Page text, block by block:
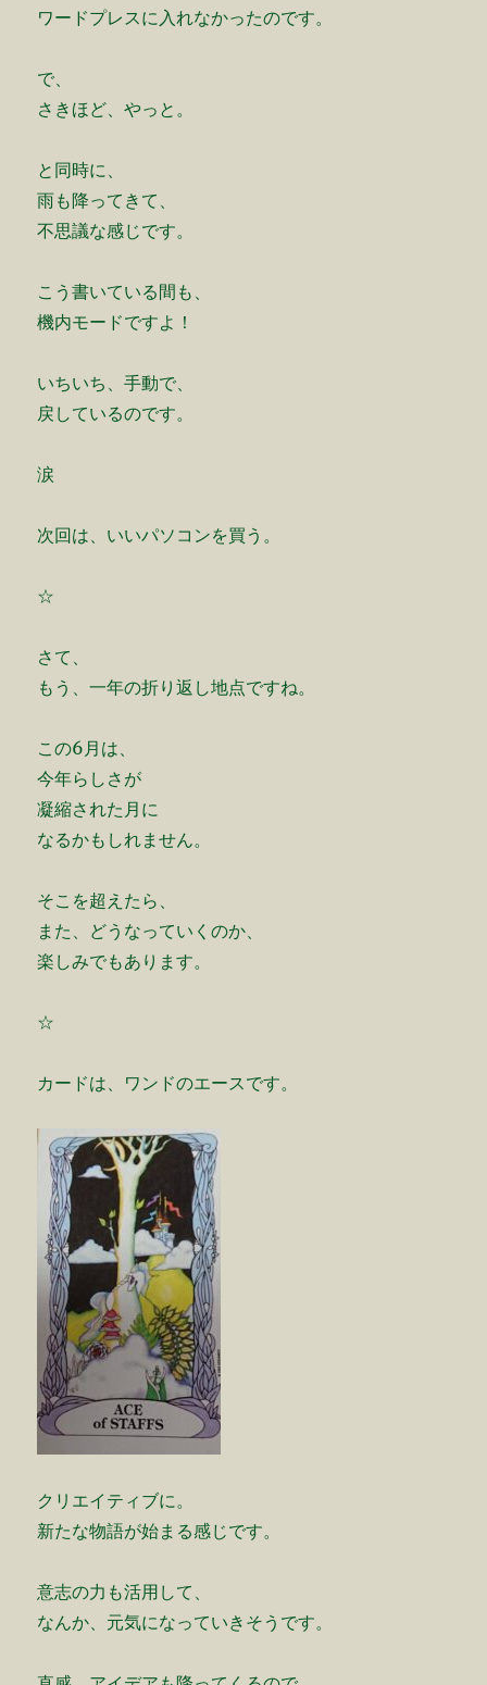
ワードプレスに入れなかったのです。
で、
さきほど、やっと。
と同時に、
雨も降ってきて、
不思議な感じです。
こう書いている間も、
機内モードですよ！
いちいち、手動で、
戻しているのです。
涙
次回は、いいパソコンを買う。
☆
さて、
もう、一年の折り返し地点ですね。
この6月は、
今年らしさが
凝縮された月に
なるかもしれません。
そこを超えたら、
また、どうなっていくのか、
楽しみでもあります。
☆
カードは、ワンドのエースです。
クリエイティブに。
新たな物語が始まる感じです。
意志の力も活用して、
なんか、元気になっていきそうです。